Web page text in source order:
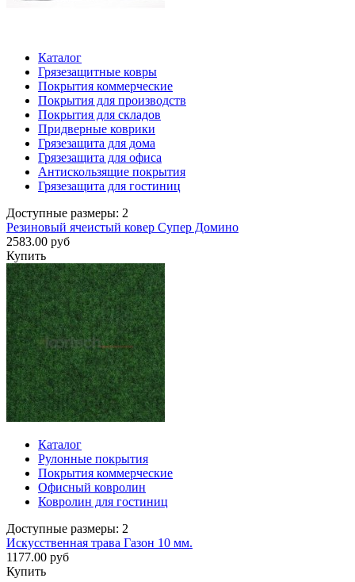
Каталог
Грязезащитные ковры
Покрытия коммерческие
Покрытия для производств
Покрытия для складов
Придверные коврики
Грязезащита для дома
Грязезащита для офиса
Антискользящие покрытия
Грязезащита для гостиниц
Доступные размеры: 2
Резиновый ячеистый ковер Супер Домино
2583.00 руб
Купить
Каталог
Рулонные покрытия
Покрытия коммерческие
Офисный ковролин
Ковролин для гостиниц
Доступные размеры: 2
Искусственная трава Газон 10 мм.
1177.00 руб
Купить